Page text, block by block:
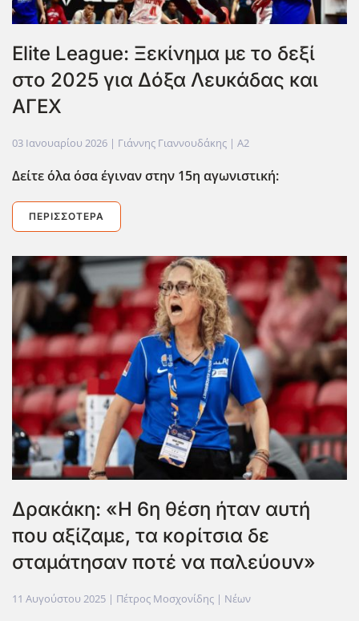
Elite League: Ξεκίνημα με το δεξί
στο 2025 για Δόξα Λευκάδας και
ΑΓΕΧ
03 Ιανουαρίου 2026 | Γιάννης Γιαννουδάκης | A2
Δείτε όλα όσα έγιναν στην 15η αγωνιστική:
ΠΕΡΙΣΣΌΤΕΡΑ
Δρακάκη: «Η 6η θέση ήταν αυτή
που αξίζαμε, τα κορίτσια δε
σταμάτησαν ποτέ να παλεύουν»
11 Αυγούστου 2025 | Πέτρος Μοσχονίδης | Νέων